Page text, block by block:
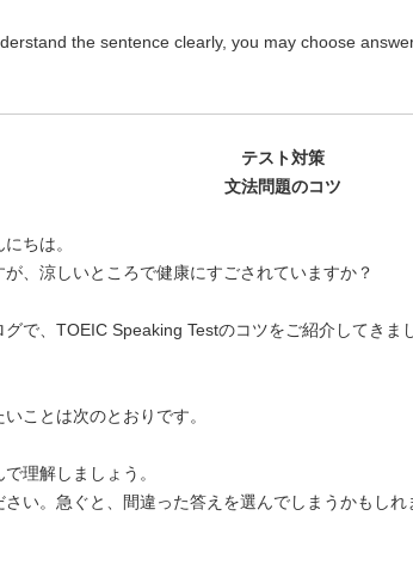
the sentence clearly, you may choose
テスト対策
文法問題のコツ
ちは。
、涼しいところで健康にすごされていますか？
グで、TOEIC Speaking Testのコツをご紹介してきま
ことは次のとおりです。
理解しましょう。
さい。急ぐと、間違った答えを選んでしまうかもし